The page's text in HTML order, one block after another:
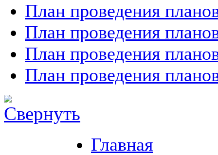
План проведения
План проведения
План проведения
План проведения
Главная